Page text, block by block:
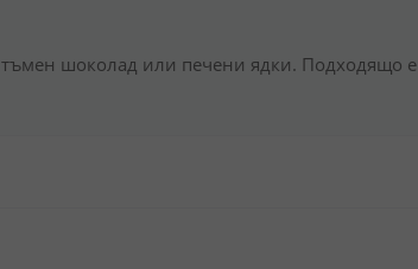
шоколад или печени ядки. Подходящо е